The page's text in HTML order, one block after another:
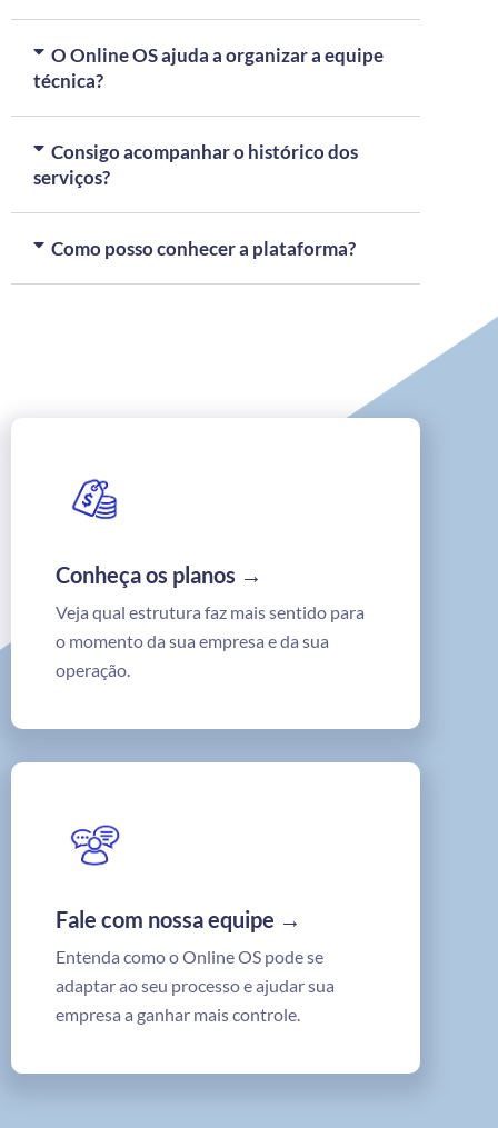
O Online OS ajuda a organizar a equipe
técnica?
Consigo acompanhar o histórico dos
serviços?
Como posso conhecer a plataforma?
Conheça os planos →
Veja qual estrutura faz mais sentido para
o momento da sua empresa e da sua
operação.
Fale com nossa equipe →
Entenda como o Online OS pode se
adaptar ao seu processo e ajudar sua
empresa a ganhar mais controle.